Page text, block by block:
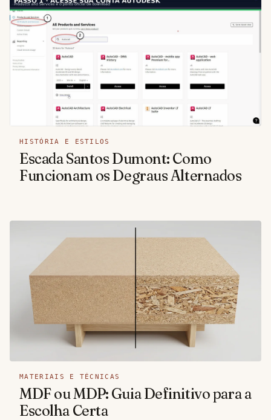
HISTÓRIA E ESTILOS
Escada Santos Dumont: Como
Funcionam os Degraus Alternados
MATERIAIS E TÉCNICAS
MDF ou MDP: Guia Definitivo para a
Escolha Certa